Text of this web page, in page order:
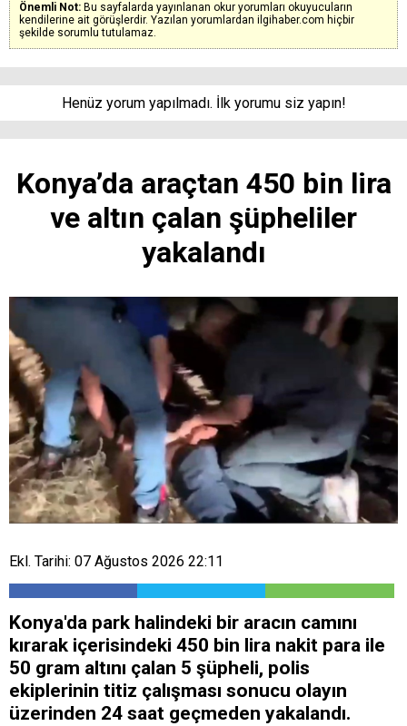
Önemli Not: Bu sayfalarda yayınlanan okur yorumları okuyucuların
kendilerine ait görüşlerdir. Yazılan yorumlardan ilgihaber.com hiçbir
şekilde sorumlu tutulamaz.
Henüz yorum yapılmadı. İlk yorumu siz yapın!
Konya’da araçtan 450 bin lira
ve altın çalan şüpheliler
yakalandı
Ekl. Tarihi: 07 Ağustos 2026 22:11
Konya'da park halindeki bir aracın camını
kırarak içerisindeki 450 bin lira nakit para ile
50 gram altını çalan 5 şüpheli, polis
ekiplerinin titiz çalışması sonucu olayın
üzerinden 24 saat geçmeden yakalandı.